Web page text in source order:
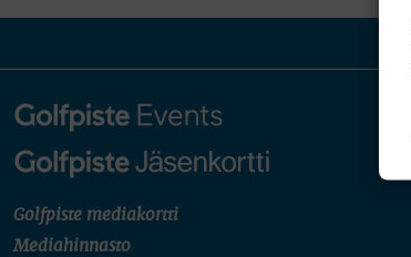
Golfpiste mediakortti
Mediahinnasto